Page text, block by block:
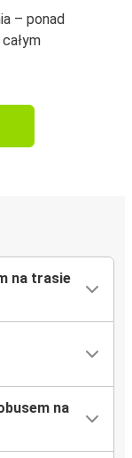
– ponad
na trasie
na